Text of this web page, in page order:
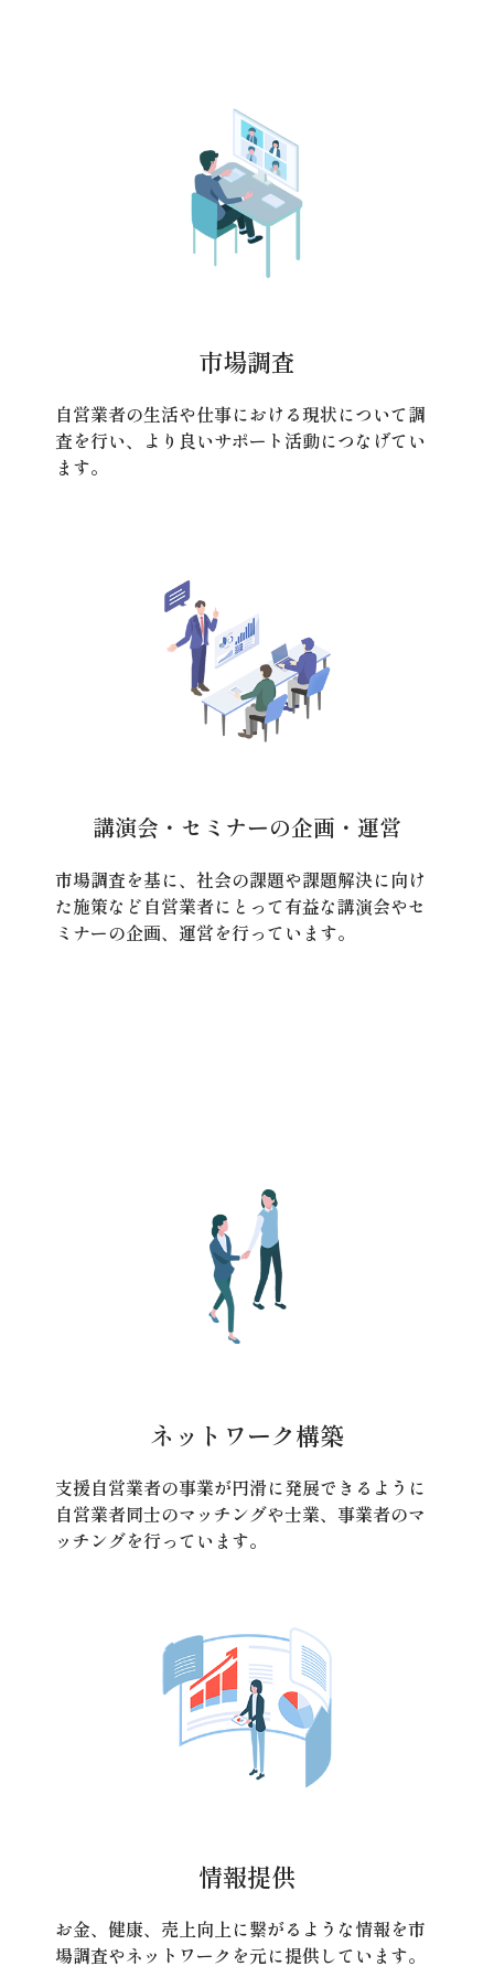
市場調査
自営業者の生活や仕事における現状について調
査を行い、より良いサポート活動につなげてい
ます。
講演会・セミナーの企画・運営
市場調査を基に、社会の課題や課題解決に向け
た施策など自営業者にとって有益な講演会やセ
ミナーの企画、運営を行っています。
ネットワーク構築
支援自営業者の事業が円滑に発展できるように
自営業者同士のマッチングや士業、事業者のマ
ッチングを行っています。
情報提供
お金、健康、売上向上に繋がるような情報を市
場調査やネットワークを元に提供しています。